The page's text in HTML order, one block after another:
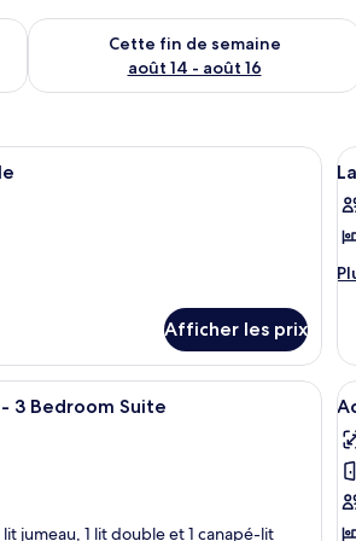
10 - août 11
Cette fin de semaine
août 14 - août 16
Vérifier la disponibilité pour cette fin
une chaise et une fenêtre avec des
Une chambre d’hôtel comprenant
Afficher les prix
de
un bureau, une chaise, un radiateur, un
Une chambre à coucher avec un
3 Bedroom Suite
lit jumeau, 1 lit double et 1 canapé-lit